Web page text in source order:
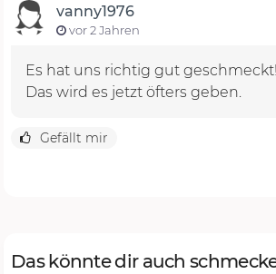
vanny1976
vor 2 Jahren
Es hat uns richtig gut geschmeckt!
Das wird es jetzt öfters geben.
Gefällt mir
Das könnte dir auch